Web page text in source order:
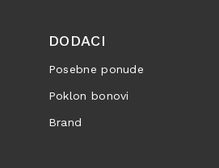
DODACI
Posebne ponude
Poklon bonovi
Brand